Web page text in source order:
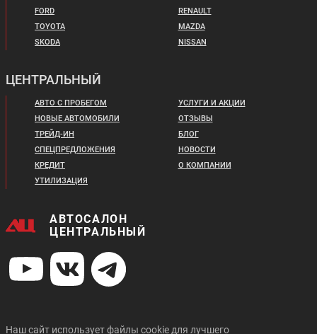
FORD
TOYOTA
SKODA
RENAULT
MAZDA
NISSAN
ЦЕНТРАЛЬНЫЙ
АВТО С ПРОБЕГОМ
НОВЫЕ АВТОМОБИЛИ
ТРЕЙД-ИН
СПЕЦПРЕДЛОЖЕНИЯ
КРЕДИТ
УТИЛИЗАЦИЯ
УСЛУГИ И АКЦИИ
ОТЗЫВЫ
БЛОГ
НОВОСТИ
О КОМПАНИИ
АВТОСАЛОН
ЦЕНТРАЛЬНЫЙ
Наш сайт использует файлы cookie для лучшего